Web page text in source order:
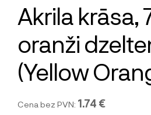
Akrila krāsa,
oranži
(Yellow
Cena bez PVN: 1.74 €